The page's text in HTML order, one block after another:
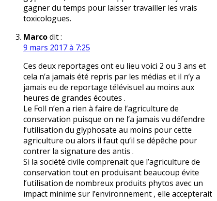
gagner du temps pour laisser travailler les vrais
toxicologues.
Marcodit :
9 mars 2017 à 7:25
Ces deux reportages ont eu lieu voici 2 ou 3 ans et
cela n’a jamais été repris par les médias et il n’y a
jamais eu de reportage télévisuel au moins aux
heures de grandes écoutes .
Le Foll n’en a rien à faire de l’agriculture de
conservation puisque on ne l’a jamais vu défendre
l’utilisation du glyphosate au moins pour cette
agriculture ou alors il faut qu’il se dépêche pour
contrer la signature des antis .
Si la société civile comprenait que l’agriculture de
conservation tout en produisant beaucoup évite
l’utilisation de nombreux produits phytos avec un
impact minime sur l’environnement , elle accepterait